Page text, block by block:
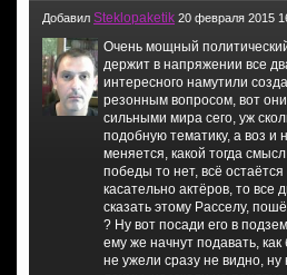
Добавил Steklopaketik 20 февраля 2015
Очень мощный
держит в напряжении все
интересного намутили
резонным вопросом, вот
сильными мира сего, уж
подобную тематику, а воз и
меняется, какой тогда
победы то нет, всё
касательно актёров, то все
сказать этому Расселу,
? Ну вот посади его в
ему же начнут подавать,
не ужели сразу не видно, ну